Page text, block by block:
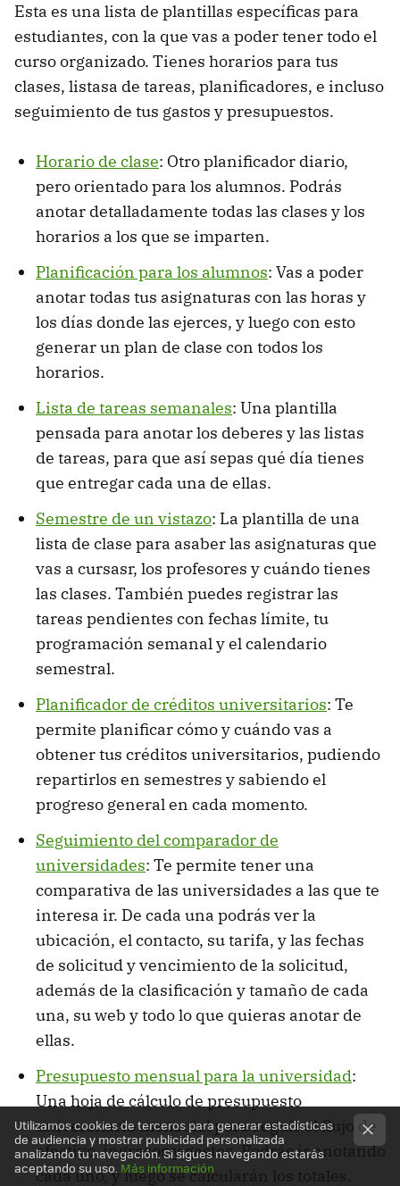
Esta es una lista de plantillas específicas para
estudiantes, con la que vas a poder tener todo el
curso organizado. Tienes horarios para tus
clases, listasa de tareas, planificadores, e incluso
seguimiento de tus gastos y presupuestos.
Horario de clase: Otro planificador diario,
pero orientado para los alumnos. Podrás
anotar detalladamente todas las clases y los
horarios a los que se imparten.
Planificación para los alumnos: Vas a poder
anotar todas tus asignaturas con las horas y
los días donde las ejerces, y luego con esto
generar un plan de clase con todos los
horarios.
Lista de tareas semanales: Una plantilla
pensada para anotar los deberes y las listas
de tareas, para que así sepas qué día tienes
que entregar cada una de ellas.
Semestre de un vistazo: La plantilla de una
lista de clase para asaber las asignaturas que
vas a cursasr, los profesores y cuándo tienes
las clases. También puedes registrar las
tareas pendientes con fechas límite, tu
programación semanal y el calendario
semestral.
Planificador de créditos universitarios: Te
permite planificar cómo y cuándo vas a
obtener tus créditos universitarios, pudiendo
repartirlos en semestres y sabiendo el
progreso general en cada momento.
Seguimiento del comparador de
universidades: Te permite tener una
comparativa de las universidades a las que te
interesa ir. De cada una podrás ver la
ubicación, el contacto, su tarifa, y las fechas
de solicitud y vencimiento de la solicitud,
además de la clasificación y tamaño de cada
una, su web y todo lo que quieras anotar de
ellas.
Presupuesto mensual para la universidad:
Una hoja de cálculo de presupuesto
universitario mensuial para seguir el flujo de
efectivo, ingresos y gastos. Podrás ir anotando
cada uno, y luego se calcularán los totales.
Utilizamos cookies de terceros para generar estadísticas
de audiencia y mostrar publicidad personalizada
analizando tu navegación. Si sigues navegando estarás
aceptando su uso. Más información